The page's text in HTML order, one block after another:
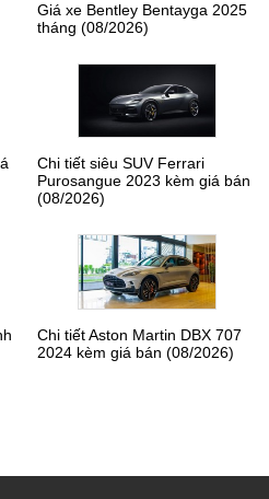
Giá xe Bentley Bentayga 2025
tháng (08/2026)
Chi tiết siêu SUV Ferrari
Purosangue 2023 kèm giá bán
(08/2026)
Chi tiết Aston Martin DBX 707
2024 kèm giá bán (08/2026)